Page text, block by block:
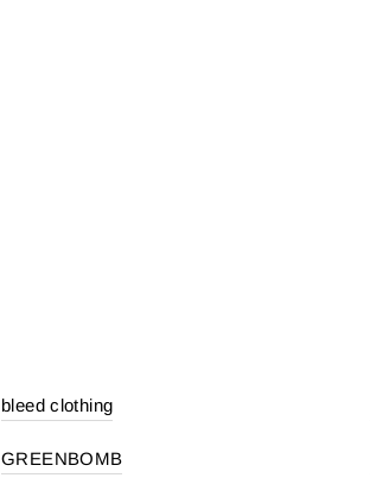
bleed clothing
GREENBOMB